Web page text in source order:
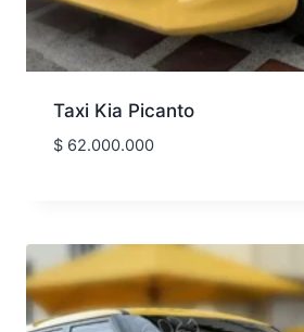
Taxi Kia Picanto
$62.000.000